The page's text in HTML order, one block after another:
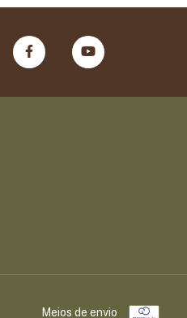
Meios de envio